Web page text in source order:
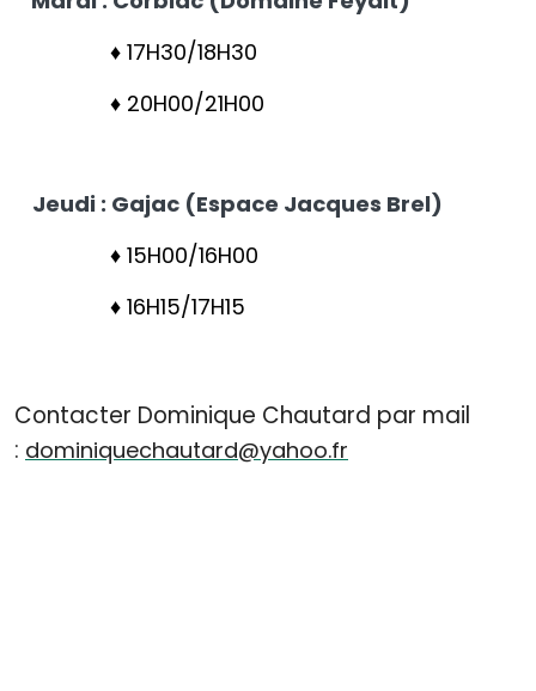
♦ 17H30/18H30
♦ 20H00/21H00
Jeudi : Gajac (Espace Jacques Brel)
♦ 15H00/16H00
♦ 16H15/17H15
Contacter Dominique Chautard par mail
: dominiquechautard@yahoo.fr